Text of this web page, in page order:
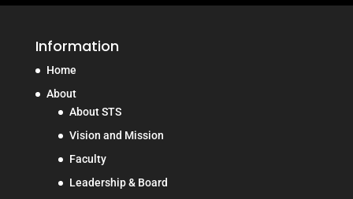
Information
Home
About
About STS
Vision and Mission
Faculty
Leadership & Board